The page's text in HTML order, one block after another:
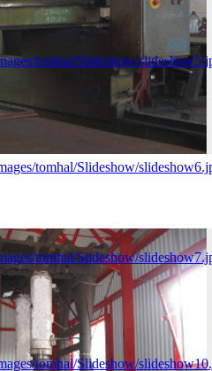
tomhal/Slideshow/
tomhal/Slideshow/
tomhal/Slideshow/
tomhal/Slideshow/